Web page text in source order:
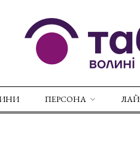
ПЕРСОНА